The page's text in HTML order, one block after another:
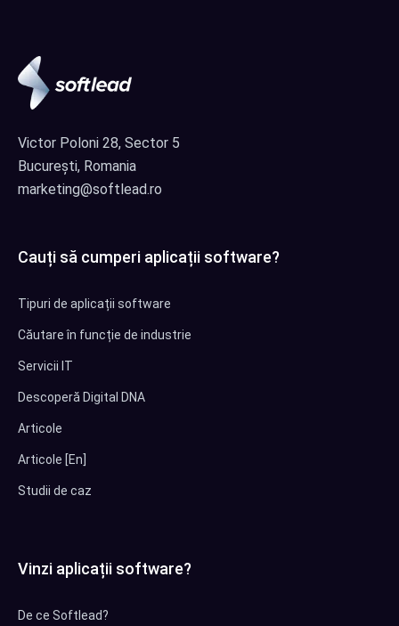
Victor Poloni 28, Sector 5
București, Romania
marketing@softlead.ro
Cauți să cumperi aplicații software?
Tipuri de aplicații software
Căutare în funcție de industrie
Servicii IT
Descoperă Digital DNA
Articole
Articole [En]
Studii de caz
Vinzi aplicații software?
De ce Softlead?